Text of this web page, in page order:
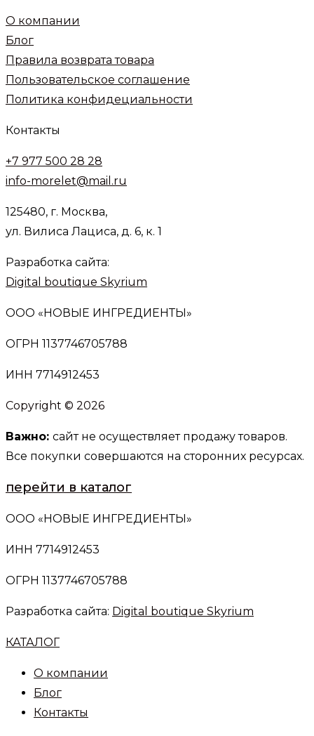
О компании
Блог
Правила возврата товара
Пользовательское соглашение
Политика конфидециальности
Контакты
+7 977 500 28 28
info-morelet@mail.ru
125480, г. Москва,
ул. Вилиса Лациса, д. 6, к. 1
Разработка сайта:
Digital boutique Skyrium
ООО «НОВЫЕ ИНГРЕДИЕНТЫ»
ОГРН 1137746705788
ИНН 7714912453
Copyright © 2026
Важно: сайт не осуществляет продажу товаров.
Все покупки совершаются на сторонних ресурсах.
перейти в каталог
ООО «НОВЫЕ ИНГРЕДИЕНТЫ»
ИНН 7714912453
ОГРН 1137746705788
Разработка сайта: Digital boutique Skyrium
КАТАЛОГ
О компании
Блог
Контакты